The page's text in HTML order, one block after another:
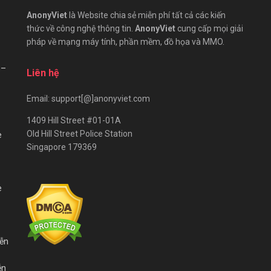
AnonyViet là Website chia sẻ miễn phí tất cả các kiến
thức về công nghệ thông tin. AnonyViet cung cấp mọi giải
pháp về mạng máy tính, phần mềm, đồ họa và MMO.
Liên hệ
Email: support[@]anonyviet.com
1409 Hill Street #01-01A
Old Hill Street Police Station
Singapore 179369